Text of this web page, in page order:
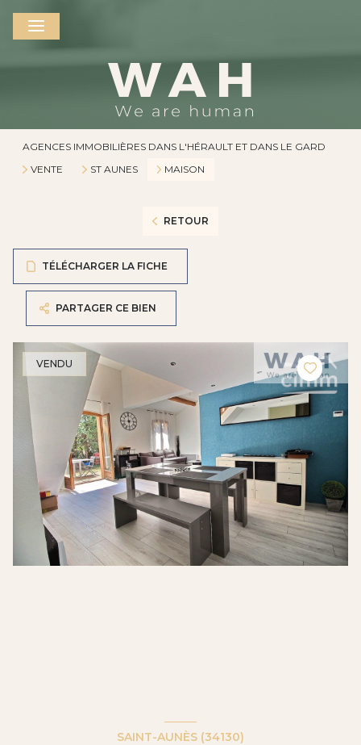
AGENCES IMMOBILIÈRES DANS L'HÉRAULT ET DANS LE GARD
VENTE
ST AUNES MAISON
RETOUR
TÉLÉCHARGER LA FICHE
PARTAGER CE BIEN
VENDU
SAINT-AUNÈS (34130)